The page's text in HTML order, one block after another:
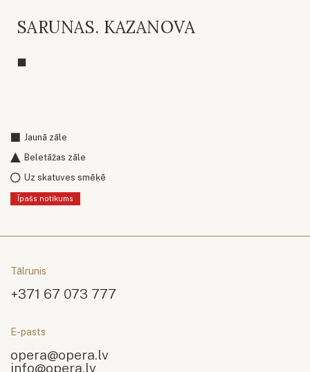
SARUNAS. KAZANOVA
Jaunā zāle
Beletāžas zāle
Uz skatuves smēķē
Īpašs notikums
Tālrunis
+371 67 073 777
E-pasts
opera@opera.lv
info@opera.lv